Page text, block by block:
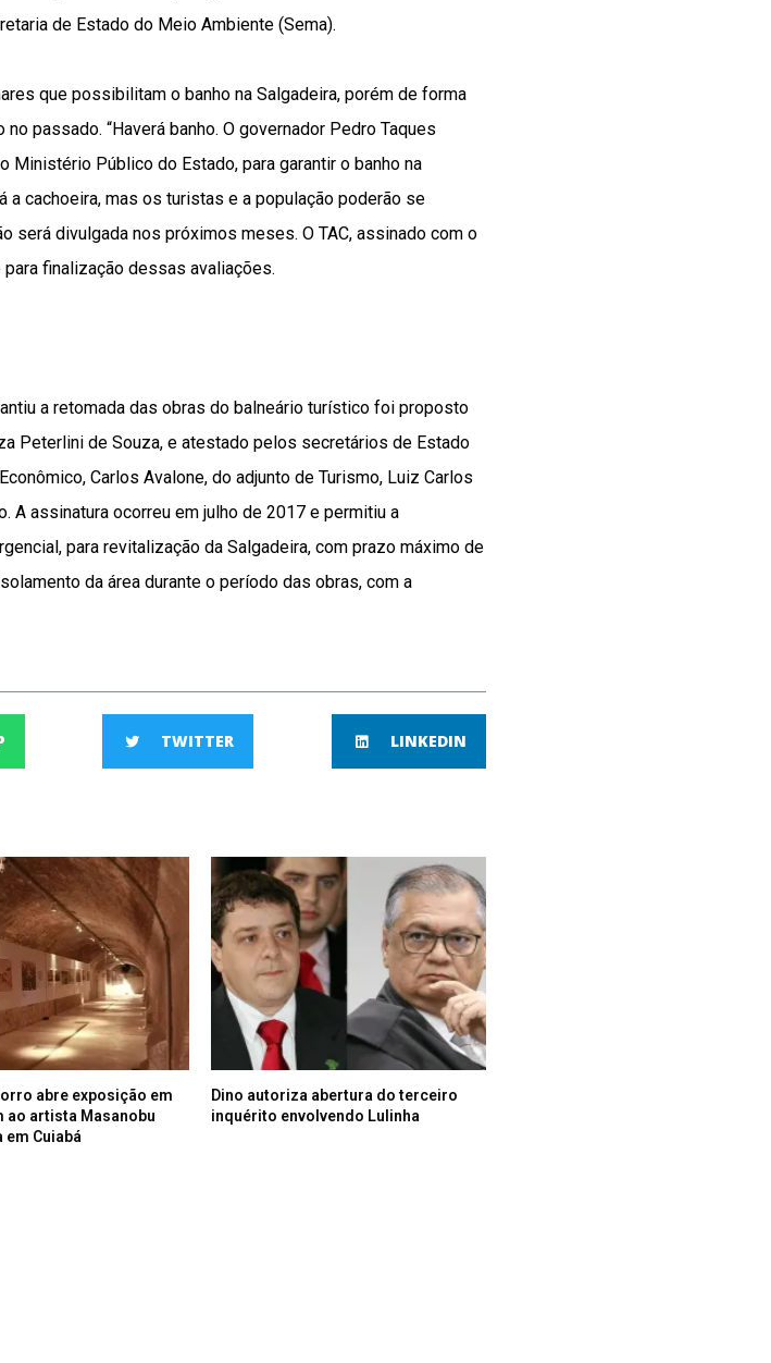
de Estado do Meio Ambiente (Sema).
que possibilitam o banho na Salgadeira, porém de forma
passado. “Haverá banho. O governador Pedro Taques
Público do Estado, para garantir o banho na
cachoeira, mas os turistas e a população poderão se
será divulgada nos próximos meses. O TAC, assinado com o
finalização dessas avaliações.
a retomada das obras do balneário turístico foi proposto
Peterlini de Souza, e atestado pelos secretários de Estado
Carlos Avalone, do adjunto de Turismo, Luiz Carlos
A assinatura ocorreu em julho de 2017 e permitiu a
para revitalização da Salgadeira, com prazo máximo de
da área durante o período das obras, com a
TWITTER LINKEDIN
abre exposição em
ao artista Masanobu
em Cuiabá
Dino autoriza abertura do terceiro
inquérito envolvendo Lulinha